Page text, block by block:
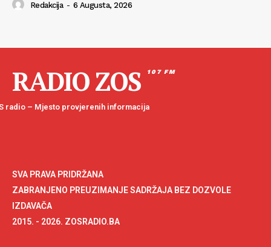
Redakcija - 6 Augusta, 2026
RADIO ZOS 107 FM
radio – Mjesto provjerenih informacija
SVA PRAVA PRIDRŽANA
ZABRANJENO PREUZIMANJE SADRŽAJA BEZ DOZVOLE
IZDAVAČA
2015. - 2026. ZOSRADIO.BA